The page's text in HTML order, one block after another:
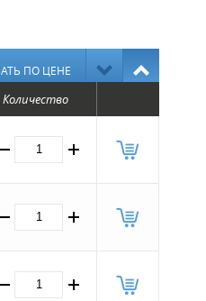
ПО ЦЕНЕ
Количество